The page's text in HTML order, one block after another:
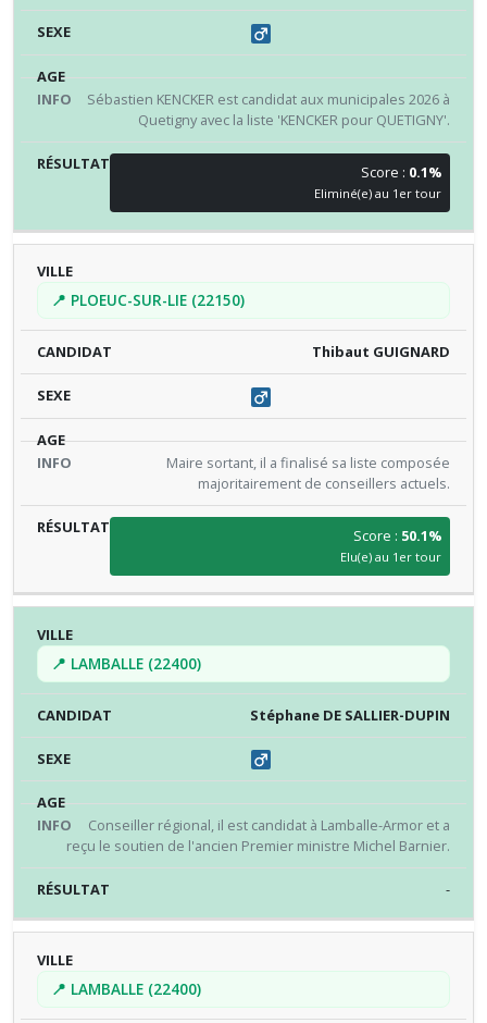
Sébastien KENCKER est candidat aux municipales 2026 à
Quetigny avec la liste 'KENCKER pour QUETIGNY'.
Score : 0.1%
Eliminé(e) au 1er tour
📍 PLOEUC-SUR-LIE (22150)
Thibaut GUIGNARD
Maire sortant, il a finalisé sa liste composée
majoritairement de conseillers actuels.
Score : 50.1%
Elu(e) au 1er tour
📍 LAMBALLE (22400)
Stéphane DE SALLIER-DUPIN
Conseiller régional, il est candidat à Lamballe-Armor et a
reçu le soutien de l'ancien Premier ministre Michel Barnier.
-
📍 LAMBALLE (22400)